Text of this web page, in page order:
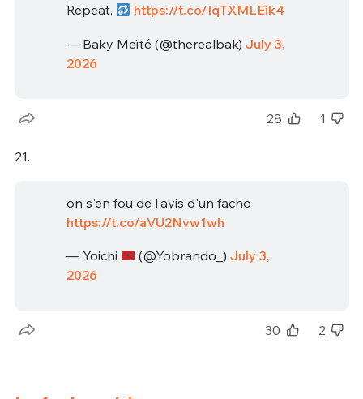
Repeat.
https://t.co/IqTXMLEik4
— Baky Meïté (@therealbak) July 3,
2026
28 1
21.
on s'en fou de l'avis d'un facho
https://t.co/aVU2Nvw1wh
— Yoichi (@Yobrando_) July 3,
2026
30 2